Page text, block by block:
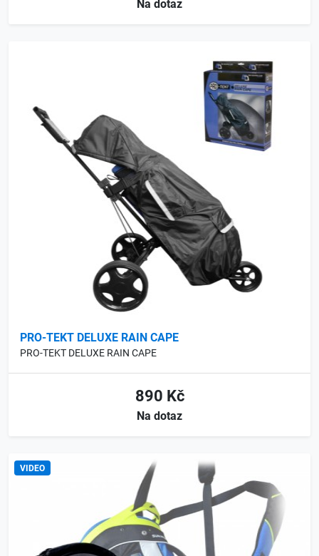
Na dotaz
PRO-TEKT DELUXE RAIN CAPE
PRO-TEKT DELUXE RAIN CAPE
890 Kč
Na dotaz
VIDEO